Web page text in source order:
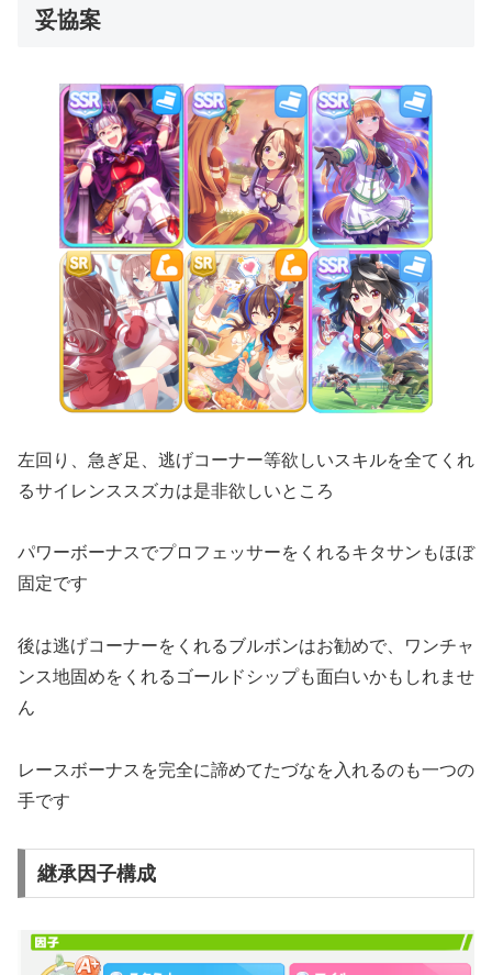
妥協案
左回り、急ぎ足、逃げコーナー等欲しいスキルを全てくれ
るサイレンススズカは是非欲しいところ
パワーボーナスでプロフェッサーをくれるキタサンもほぼ
固定です
後は逃げコーナーをくれるブルボンはお勧めで、ワンチャ
ンス地固めをくれるゴールドシップも面白いかもしれませ
ん
レースボーナスを完全に諦めてたづなを入れるのも一つの
手です
継承因子構成